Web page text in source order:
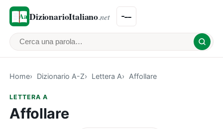
DizionarioItaliano.net
Cerca una parola
Home Dizionario A-Z Lettera A Affollare
LETTERA A
Affollare